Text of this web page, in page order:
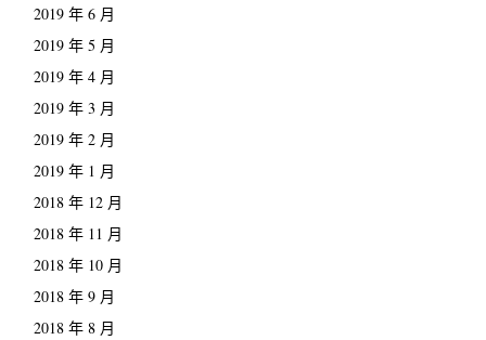
2019 年 6 月
2019 年 5 月
2019 年 4 月
2019 年 3 月
2019 年 2 月
2019 年 1 月
2018 年 12 月
2018 年 11 月
2018 年 10 月
2018 年 9 月
2018 年 8 月